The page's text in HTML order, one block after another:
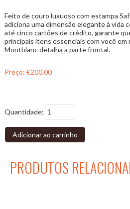
Feito de couro luxuoso com estampa
adiciona uma dimensão elegante à vida
até cinco cartões de crédito, garante
principais itens essenciais com você em
Montblanc detalha a parte frontal.
Preço: €200.00
Quantidade:
Adicionar ao carrinho
PRODUTOS